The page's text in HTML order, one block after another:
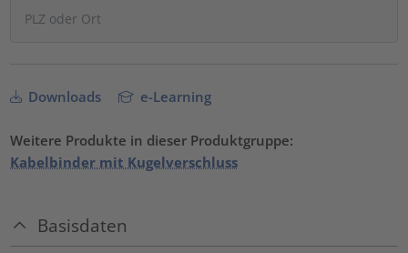
Downloads e-Learning
Weitere Produkte in dieser Produktgruppe:
Kabelbinder mit Kugelverschluss
Basisdaten